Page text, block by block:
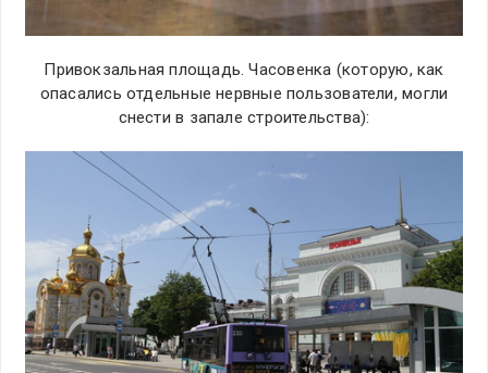
Привокзальная площадь. Часовенка (которую, как
опасались отдельные нервные пользователи, могли
снести в запале строительства):